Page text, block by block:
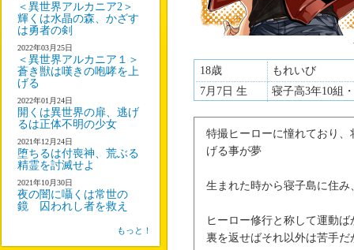
18歳
もれいび
7月7日 生
寝子高3年10組
特撮ヒーローに憧れており
げる事が夢
生まれた時から寝子島に住
ヒーロー修行と称して運動
裏を返せばそれ以外は苦手
＜異世界アルカニア2＞
輝くは水晶の森、かざす
は勇者の剣
2022年03月25日
＜異世界アルカニア１＞
蒼き獣は嘆きの咆哮を上
げる
2022年01月24日
開くは異世界の扉、逃げ
るは正体不明の少女
2021年12月24日
堕ちるは付喪神、荒ぶる
精霊を討滅せよ
2021年10月30日
夜の闇に囁くは常世の
鏡 囚われし者を救え
もっと！